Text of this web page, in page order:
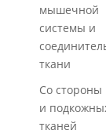
мышечной
системы и
ткани
Со стороны
и
тканей